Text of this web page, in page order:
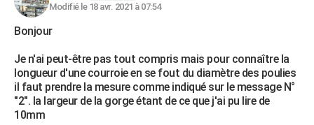
Modifié le 18 avr. 2021 à 07:54
Bonjour
Je n'ai peut-être pas tout compris mais pour connaître la
longueur d'une courroie en se fout du diamètre des poulies
il faut prendre la mesure comme indiqué sur le message N°
"2". la largeur de la gorge étant de ce que j'ai pu lire de
10mm